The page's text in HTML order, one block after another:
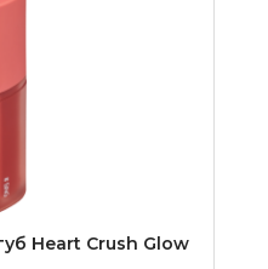
Heart Crush Glow